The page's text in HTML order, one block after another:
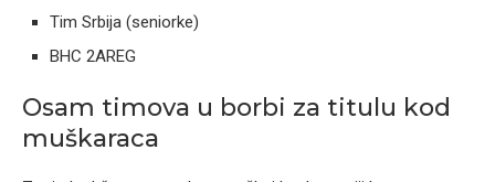
Tim Srbija (seniorke)
BHC 2AREG
Osam timova u borbi za titulu kod
muškaraca